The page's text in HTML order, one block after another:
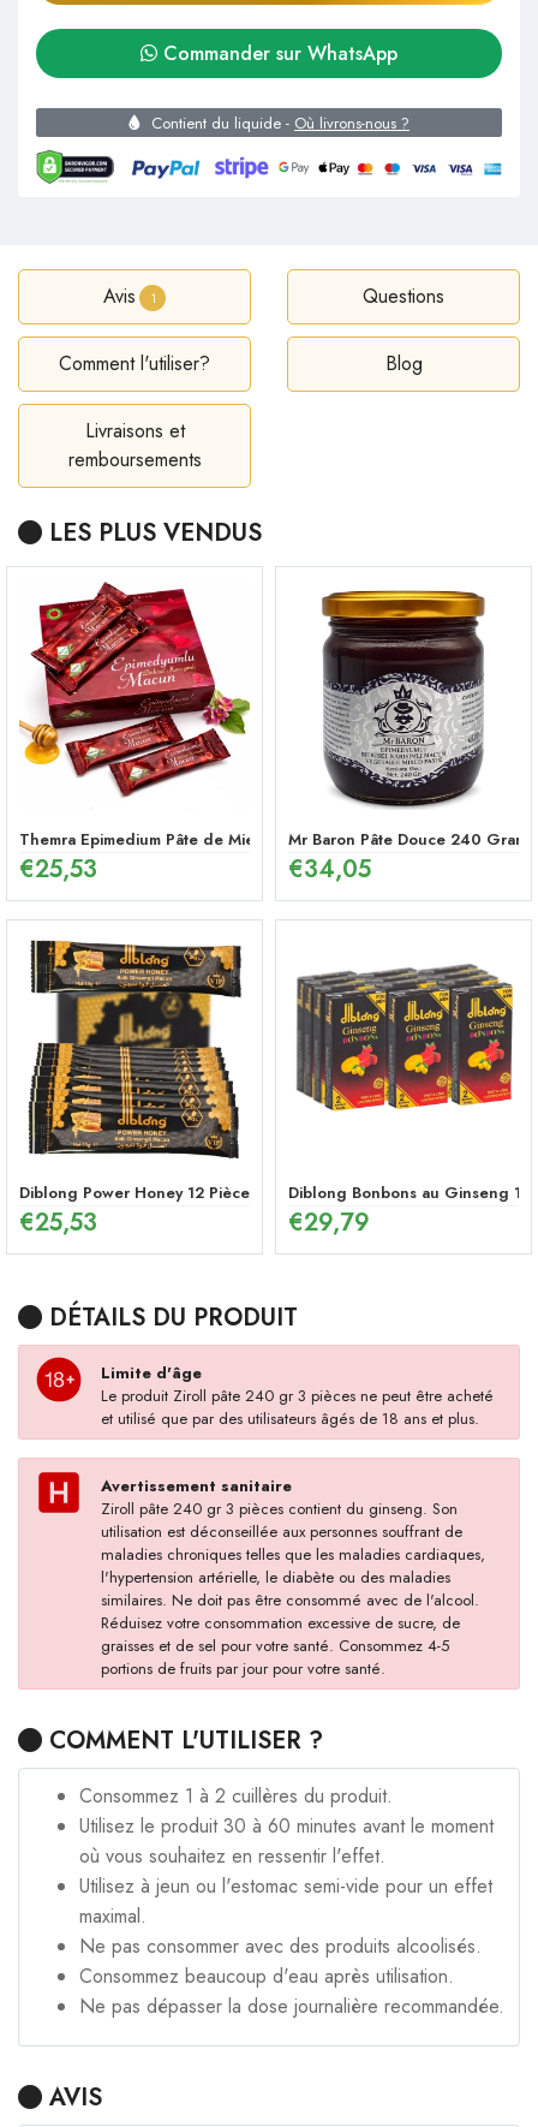
Commander sur WhatsApp
Contient du liquide - Où livrons-nous ?
Avis 1 Questions
Comment l'utiliser? Blog
Livraisons et
remboursements
LES PLUS VENDUS
Themra Epimedium Pâte de Miel en Stick – Mélange Énergétique
€25,53
Mr Baron Pâte Douce 240
€34,05
Diblong Power Honey 12 Pièces
€25,53
Diblong Bonbons au Ginseng 12
€29,79
DÉTAILS DU PRODUIT
Limite d'âge
Le produit Ziroll pâte 240 gr 3 pièces ne peut être acheté
et utilisé que par des utilisateurs âgés de 18 ans et plus.
Avertissement sanitaire
Ziroll pâte 240 gr 3 pièces contient du ginseng. Son
utilisation est déconseillée aux personnes souffrant de
maladies chroniques telles que les maladies cardiaques,
l'hypertension artérielle, le diabète ou des maladies
similaires. Ne doit pas être consommé avec de l'alcool.
Réduisez votre consommation excessive de sucre, de
graisses et de sel pour votre santé. Consommez 4-5
portions de fruits par jour pour votre santé.
COMMENT L'UTILISER ?
Consommez 1 à 2 cuillères du produit.
Utilisez le produit 30 à 60 minutes avant le moment
où vous souhaitez en ressentir l'effet.
Utilisez à jeun ou l'estomac semi-vide pour un effet
maximal.
Ne pas consommer avec des produits alcoolisés.
Consommez beaucoup d'eau après utilisation.
Ne pas dépasser la dose journalière recommandée.
AVIS